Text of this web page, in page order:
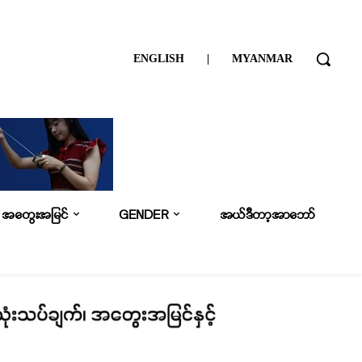
ENGLISH | MYANMAR
အတွေးအမြင် GENDER အယ်ဒီတာ့အာဘော်